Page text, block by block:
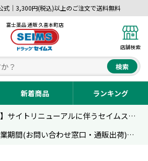
式｜3,300円(税込)以上のご注文で送料無料
富士薬品 通販 久喜本町店
店舗検索
検索
新着商品 ランキング
【重要】サイトリニューアルに伴うセイムス通販のご利用について
夏季休業期間(お問い合わせ窓口・通販出荷)のお知らせ